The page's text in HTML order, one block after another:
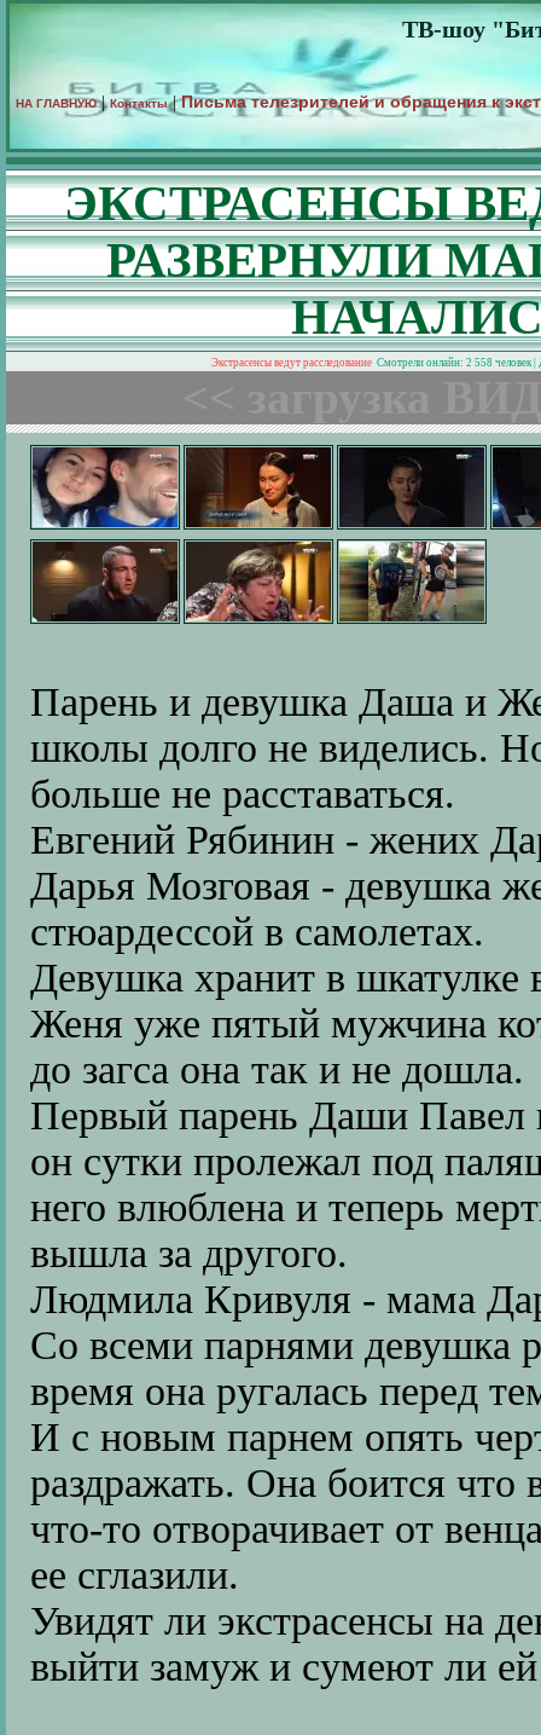
ТВ-шоу
НА ГЛАВНУЮ|Контакты|Письма телезрителей и обращения к
ЭКСТРАСЕНСЫ
РАЗВЕРНУЛИ
Экстрасенсы ведут расследование Смотрели онлайн: 2 558 человек
Парень и девушка Даша и
школы долго не виделись.
больше не расставаться.
Евгений Рябинин - жених
Дарья Мозговая - девушка
стюардессой в самолетах.
Девушка хранит в шкатулке
Женя уже пятый мужчина
до загса она так и не дошла.
Первый парень Даши Павел
он сутки пролежал под
него влюблена и теперь
вышла за другого.
Людмила Кривуля - мама
Со всеми парнями девушка
время она ругалась перед
И с новым парнем опять
раздражать. Она боится что
что-то отворачивает от
ее сглазили.
Увидят ли экстрасенсы на
выйти замуж и сумеют ли